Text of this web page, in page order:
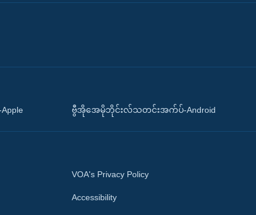
ဗွီအိုအေမိုဘိုင်းလ်သတင်းအက်ပ်-Android
VOA's Privacy Policy
Accessibility